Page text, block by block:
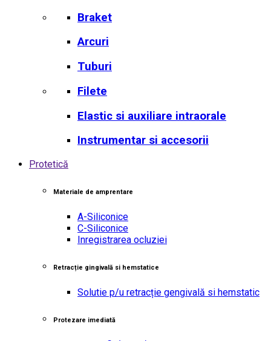
Braket
Arcuri
Tuburi
Filete
Elastic si auxiliare intraorale
Instrumentar si accesorii
Protetică
Materiale de amprentare
A-Siliconice
C-Siliconice
Inregistrarea ocluziei
Retracție gingivală si hemstatice
Solutie p/u retracție gengivală si hemstatic
Protezare imediată